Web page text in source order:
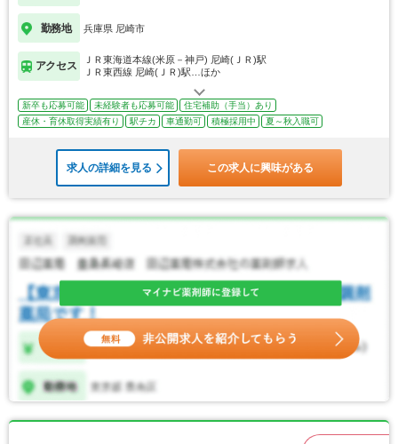
勤務地 兵庫県 尼崎市
アクセス
ＪＲ東海道本線(米原－神戸) 尼崎(ＪＲ)駅
ＪＲ東西線 尼崎(ＪＲ)駅…ほか
新卒も応募可能 未経験者も応募可能
住宅補助（手当）あり
産休・育休取得実績有り
駅チカ 車通勤可 積極採用中 夏～秋入職可
求人の詳細を見る この求人に興味がある